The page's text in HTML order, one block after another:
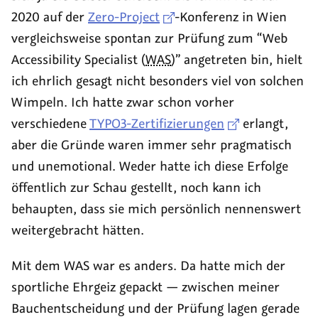
Wandertag
Z-
Bau
Nürnberg
2020 auf der Zero-Project
-Konferenz in Wien
vergleichsweise spontan zur Prüfung zum “Web
Accessibility Specialist (WAS)” angetreten bin, hielt
ich ehrlich gesagt nicht besonders viel von solchen
Wimpeln. Ich hatte zwar schon vorher
verschiedeneTYPO3-Zertifizierungen
erlangt,
aber die Gründe waren immer sehr pragmatisch
und unemotional. Weder hatte ich diese Erfolge
öffentlich zur Schau gestellt, noch kann ich
behaupten, dass sie mich persönlich nennenswert
weitergebracht hätten.
Mit dem WAS war es anders. Da hatte mich der
sportliche Ehrgeiz gepackt — zwischen meiner
Bauchentscheidung und der Prüfung lagen gerade